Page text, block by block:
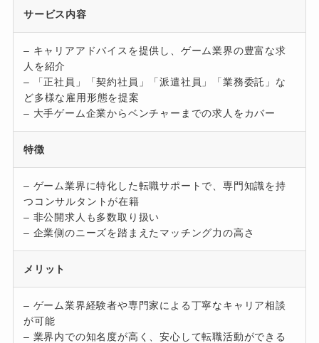
サービス内容
– キャリアアドバイスを提供し、ゲーム業界の豊富な求
人を紹介
– 「正社員」「契約社員」「派遣社員」「業務委託」な
ど多様な雇用形態を提案
– 大手ゲーム企業からベンチャーまでの求人をカバー
特徴
– ゲーム業界に特化した転職サポートで、専門知識を持
つコンサルタントが在籍
– 非公開求人も多数取り扱い
– 企業側のニーズを踏まえたマッチング力の高さ
メリット
– ゲーム業界経験者や専門家による丁寧なキャリア相談
が可能
– 業界内での知名度が高く、安心して転職活動ができる